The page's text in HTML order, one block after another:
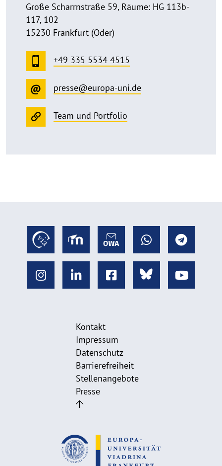
Große Scharrnstraße 59, Räume: HG 113b-
117, 102
15230 Frankfurt (Oder)
+49 335 5534 4515
presse@europa-uni.de
Team und Portfolio
Kontakt
Impressum
Datenschutz
Barrierefreiheit
Stellenangebote
Presse